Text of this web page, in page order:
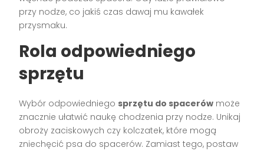
przy nodze, co jakiś czas dawaj mu kawałek
przysmaku.
Rola odpowiedniego
sprzętu
Wybór odpowiedniego sprzętu do spacerów może
znacznie ułatwić naukę chodzenia przy nodze. Unikaj
obroży zaciskowych czy kolczatek, które mogą
zniechęcić psa do spacerów. Zamiast tego, postaw